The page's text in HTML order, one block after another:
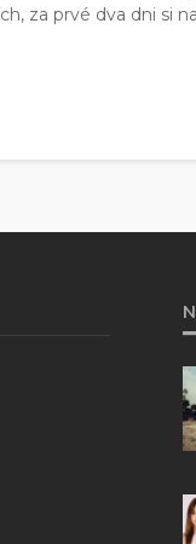
za prvé dva dni si